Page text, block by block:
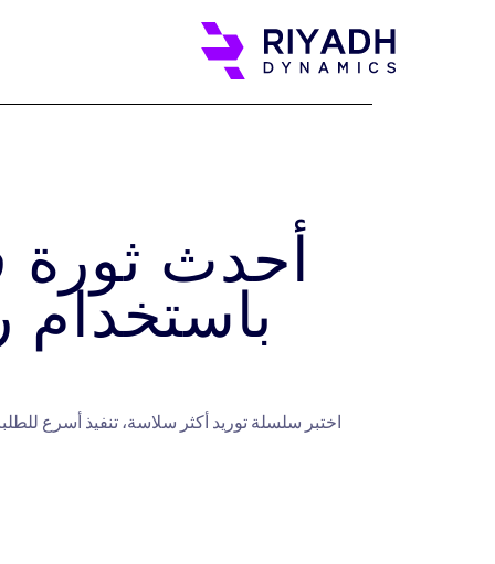
أحدث ثورة
باستخدام
اختبر سلسلة توريد أكثر سلاسة، تنفيذ أسرع